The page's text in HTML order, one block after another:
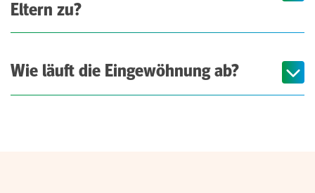
Eltern zu?
Wie läuft die Eingewöhnung ab?